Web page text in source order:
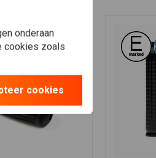
onderaan
cookies zoals
cookies